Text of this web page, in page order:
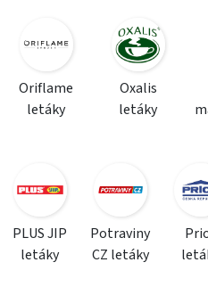
Oriflame
letáky
Oxalis
letáky
PLUS JIP
letáky
Potraviny
CZ letáky